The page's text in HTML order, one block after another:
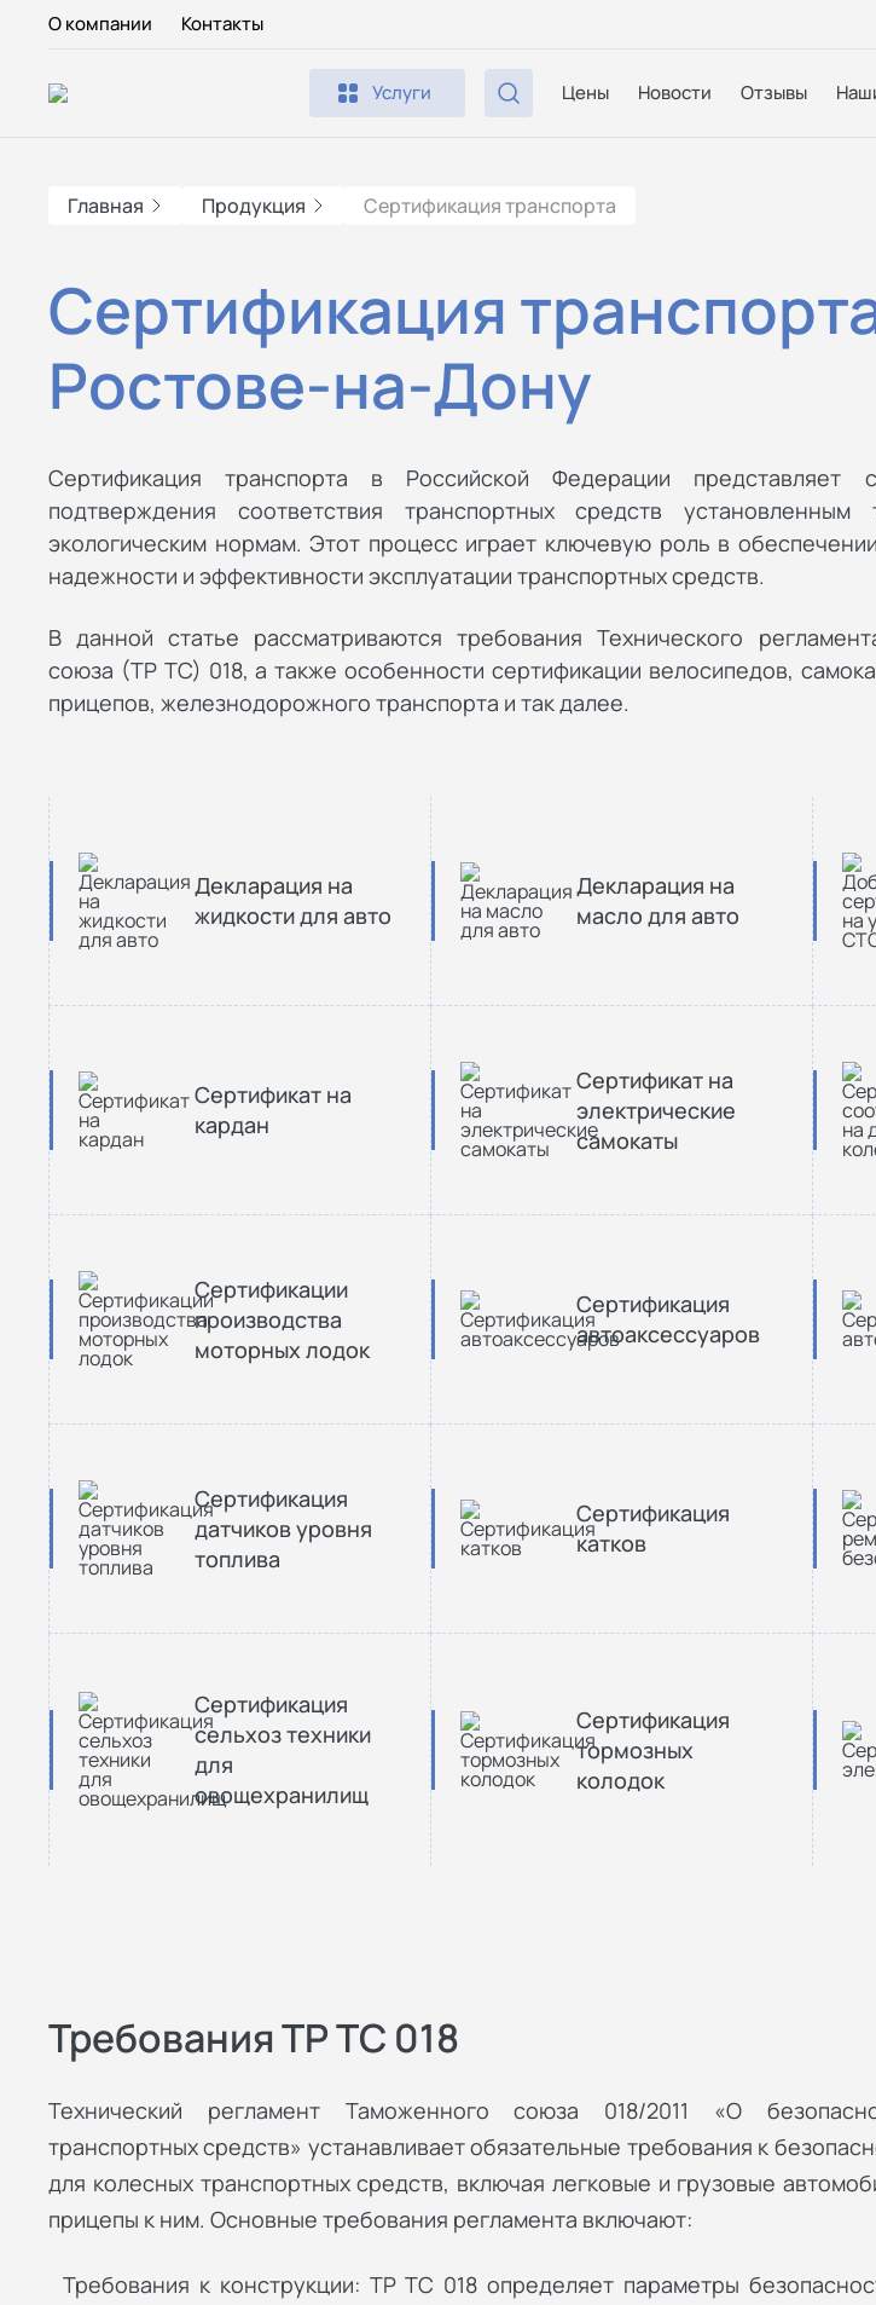
О компании Контакты
Услуги Цены Новости Отзывы
Главная Продукция Сертификация транспорта
Сертификация
Ростове-на-Дону
Сертификация транспорта в Российской Федерации представляет
подтверждения соответствия транспортных средств установленным
экологическим нормам. Этот процесс играет ключевую роль в
надежности и эффективности эксплуатации транспортных средств.
В данной статье рассматриваются требования Технического
союза (ТР ТС) 018, а также особенности сертификации велосипедов,
прицепов, железнодорожного транспорта и так далее.
Декларация на
жидкости для авто
Декларация на
масло для авто
Сертификат на
кардан
Сертификат на
электрические
самокаты
Сертификации
производства
моторных лодок
Сертификация
автоаксессуаров
Сертификация
датчиков уровня
топлива
Сертификация
катков
Сертификация
сельхоз техники
для
овощехранилищ
Сертификация
тормозных
колодок
Требования ТР ТС 018
Технический регламент Таможенного союза 018/2011 «О
транспортных средств» устанавливает обязательные требования к
для колесных транспортных средств, включая легковые и грузовые
прицепы к ним. Основные требования регламента включают:
Требования к конструкции: ТР ТС 018 определяет параметры